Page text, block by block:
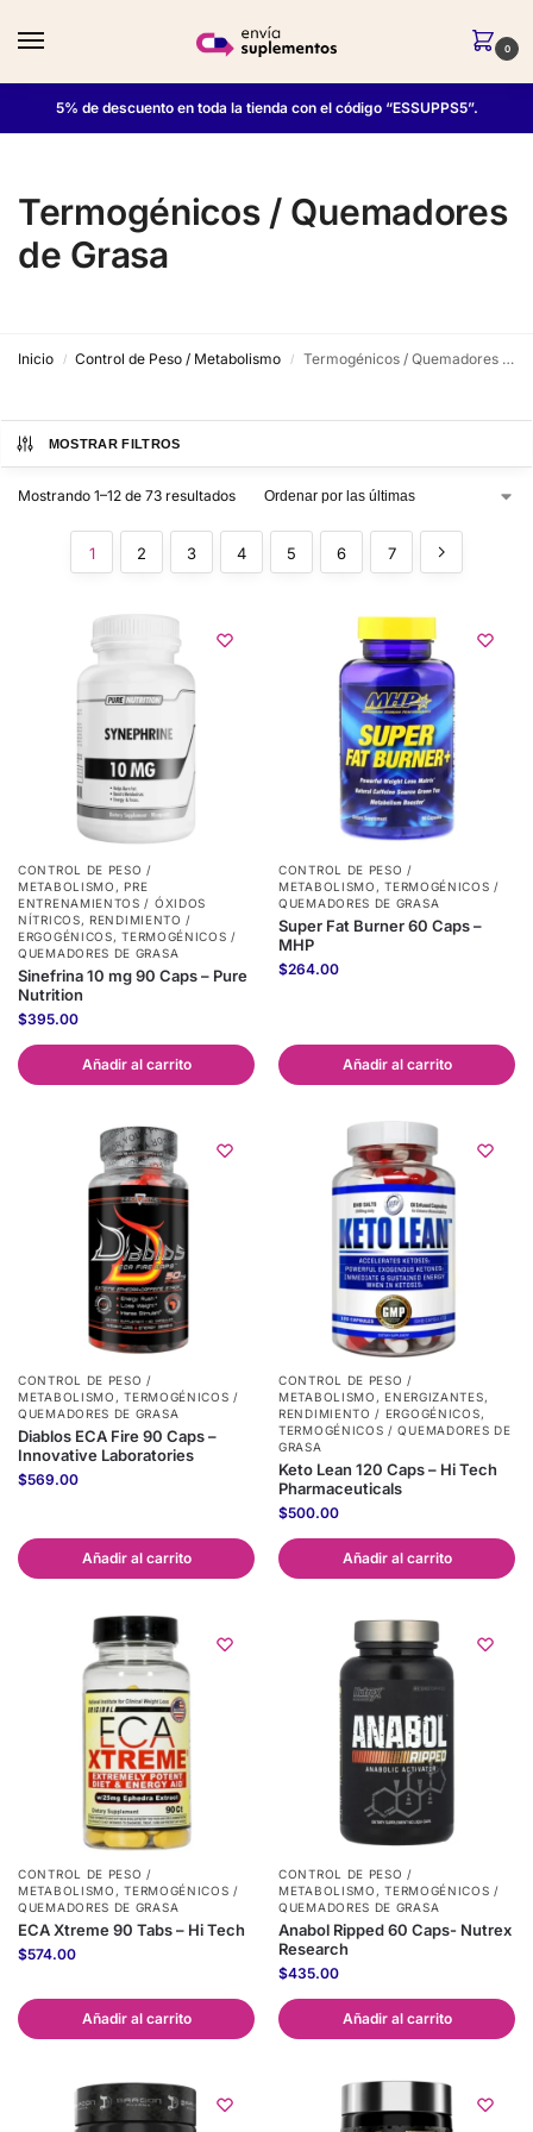
0
5% de descuento en toda la tienda con el código “ESSUPPS5”.
Termogénicos / Quemadores
de Grasa
Inicio / Control de Peso / Metabolismo / Termogénicos / Quemadores de Grasa
MOSTRAR FILTROS
Mostrando 1–12 de 73 resultados
1 2 3 4 5 6 7
CONTROL DE PESO /
METABOLISMO ,PRE
ENTRENAMIENTOS / ÓXIDOS
NÍTRICOS,RENDIMIENTO /
ERGOGÉNICOS,TERMOGÉNICOS /
QUEMADORES DE GRASA
Sinefrina 10 mg 90 Caps – Pure
Nutrition
$395.00
Añadir al carrito
CONTROL DE PESO /
METABOLISMO ,TERMOGÉNICOS /
QUEMADORES DE GRASA
Super Fat Burner 60 Caps –
MHP
$264.00
Añadir al carrito
CONTROL DE PESO /
METABOLISMO ,TERMOGÉNICOS /
QUEMADORES DE GRASA
Diablos ECA Fire 90 Caps –
Innovative Laboratories
$569.00
Añadir al carrito
CONTROL DE PESO /
METABOLISMO ,ENERGIZANTES,
RENDIMIENTO / ERGOGÉNICOS,
TERMOGÉNICOS / QUEMADORES DE
GRASA
Keto Lean 120 Caps – Hi Tech
Pharmaceuticals
$500.00
Añadir al carrito
CONTROL DE PESO /
METABOLISMO ,TERMOGÉNICOS /
QUEMADORES DE GRASA
ECA Xtreme 90 Tabs – Hi Tech
$574.00
Añadir al carrito
CONTROL DE PESO /
METABOLISMO ,TERMOGÉNICOS /
QUEMADORES DE GRASA
Anabol Ripped 60 Caps- Nutrex
Research
$435.00
Añadir al carrito